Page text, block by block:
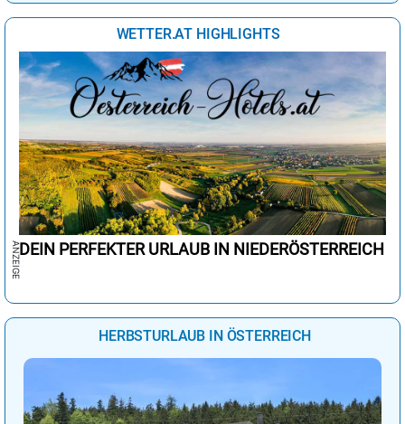
WETTER.AT HIGHLIGHTS
DEIN PERFEKTER URLAUB IN NIEDERÖSTERREICH
HERBSTURLAUB IN ÖSTERREICH